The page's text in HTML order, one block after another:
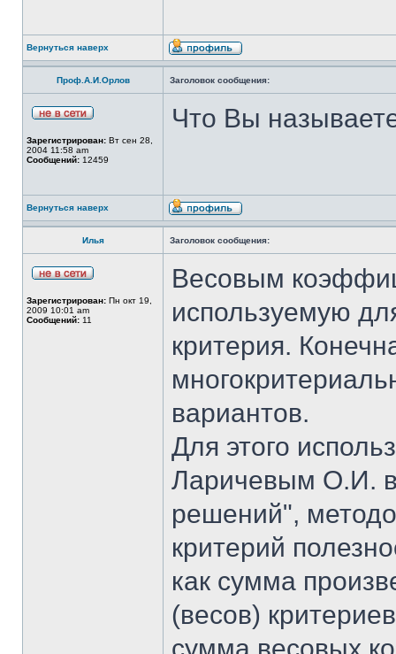
Вернуться наверх
Проф.А.И.Орлов Заголовок сообщения:
Зарегистрирован: Вт сен 28,
2004 11:58 am
Сообщений: 12459
Что Вы
Вернуться наверх
Илья Заголовок сообщения:
Зарегистрирован: Пн окт 19,
2009 10:01 am
Сообщений: 11
Весовым
используемую
критерия.
вариантов.
Для этого
Ларичевым О.И. в
решений",
критерий
как сумма
(весов)